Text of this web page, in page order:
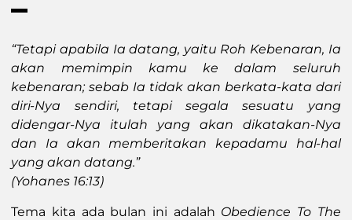
“Tetapi apabila Ia datang, yaitu Roh Kebenaran, Ia
akan memimpin kamu ke dalam seluruh
kebenaran; sebab Ia tidak akan berkata-kata dari
diri-Nya sendiri, tetapi segala sesuatu yang
didengar-Nya itulah yang akan dikatakan-Nya
dan Ia akan memberitakan kepadamu hal-hal
yang akan datang.”
(Yohanes 16:13)
Tema kita ada bulan ini adalah Obedience To The